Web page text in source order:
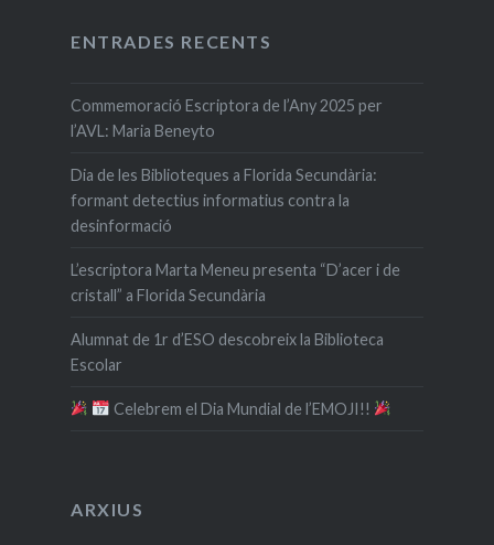
ENTRADES RECENTS
Commemoració Escriptora de l’Any 2025 per
l’AVL: Maria Beneyto
Dia de les Biblioteques a Florida Secundària:
formant detectius informatius contra la
desinformació
L’escriptora Marta Meneu presenta “D’acer i de
cristall” a Florida Secundària
Alumnat de 1r d’ESO descobreix la Biblioteca
Escolar
​ Celebrem el Dia Mundial de l’EMOJI!!
ARXIUS